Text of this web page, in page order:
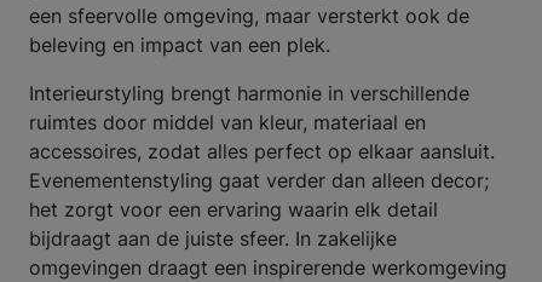
een sfeervolle omgeving, maar versterkt ook de
beleving en impact van een plek.
Interieurstyling brengt harmonie in verschillende
ruimtes door middel van kleur, materiaal en
accessoires, zodat alles perfect op elkaar aansluit.
Evenementenstyling gaat verder dan alleen decor;
het zorgt voor een ervaring waarin elk detail
bijdraagt aan de juiste sfeer. In zakelijke
omgevingen draagt een inspirerende werkomgeving